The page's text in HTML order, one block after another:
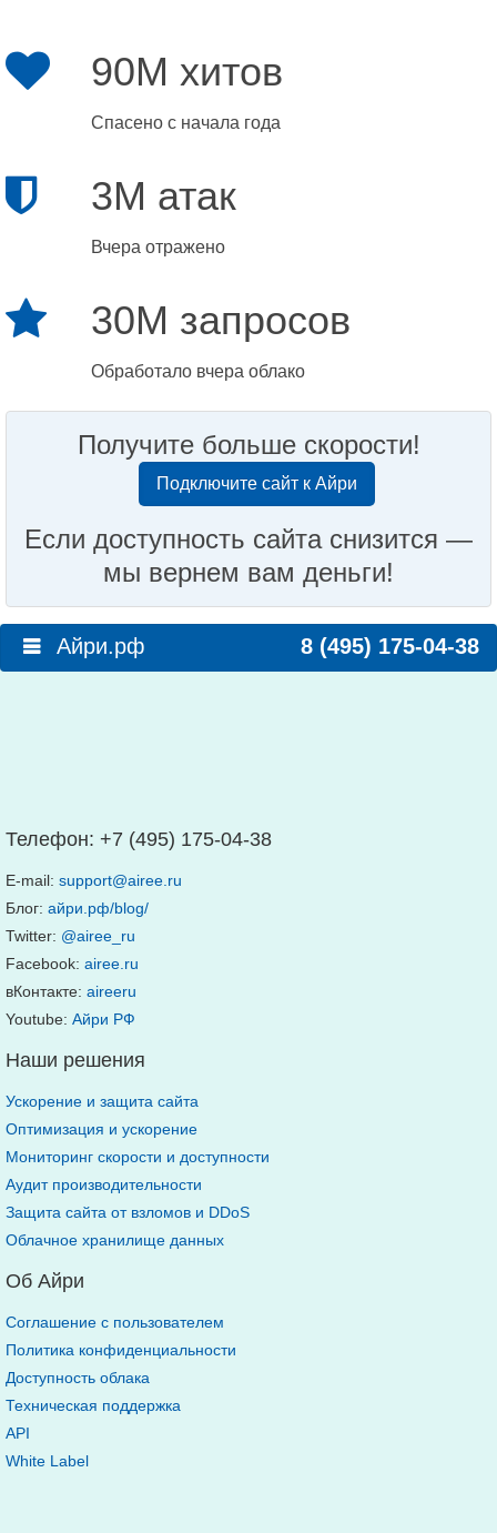
90M хитов
Спасено с начала года
3M атак
Вчера отражено
30M запросов
Обработало вчера облако
Получите больше скорости!
Подключите сайт к Айри
Если доступность сайта снизится —
мы вернем вам деньги!
Айри.рф 8 (495) 175-04-38
Телефон: +7 (495) 175-04-38
E-mail: support@airee.ru
Блог: айри.рф/blog/
Twitter: @airee_ru
Facebook: airee.ru
вКонтакте: aireeru
Youtube: Айри РФ
Наши решения
Ускорение и защита сайта
Оптимизация и ускорение
Мониторинг скорости и доступности
Аудит производительности
Защита сайта от взломов и DDoS
Облачное хранилище данных
Об Айри
Соглашение с пользователем
Политика конфиденциальности
Доступность облака
Техническая поддержка
API
White Label